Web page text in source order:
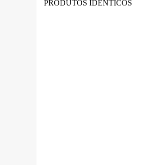
PRODUTOS IDÊNTICOS